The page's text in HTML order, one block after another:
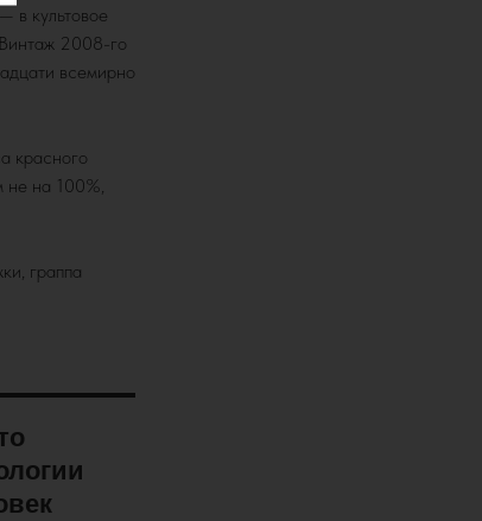
в культовое
2008-го
всемирно
красного
не на 100%,
граппа